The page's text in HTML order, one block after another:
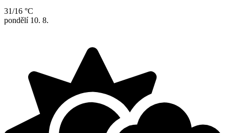
31/16 °C
pondělí 10. 8.